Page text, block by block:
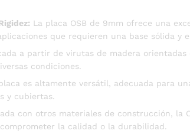
La placa OSB de 9mm ofrece una
que requieren una base sólida y
a partir de virutas de madera
condiciones.
es altamente versátil, adecuada para
y cubiertas.
con otros materiales de construcción, la
la calidad o la durabilidad.